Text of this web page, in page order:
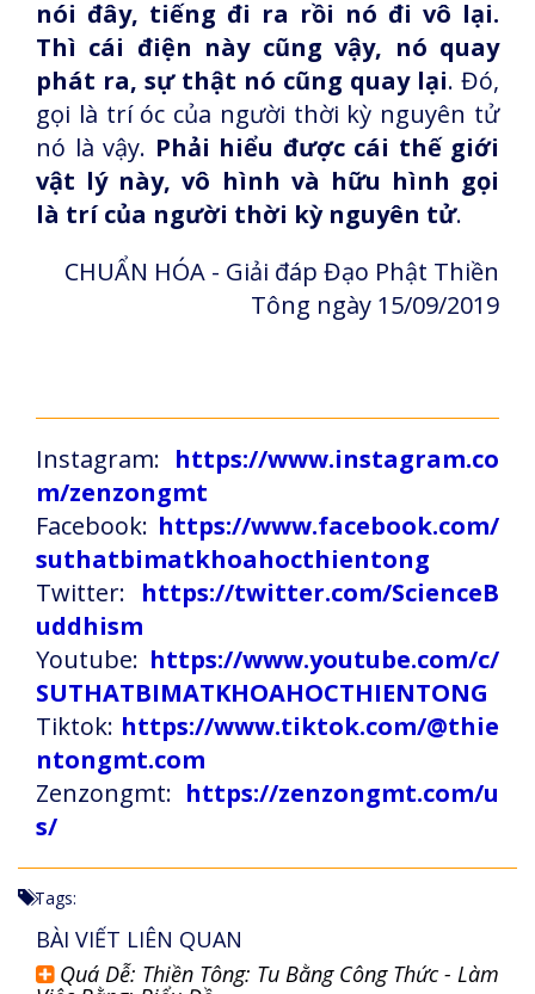
nói đây, tiếng đi ra rồi nó đi vô lại.
Thì cái điện này cũng vậy, nó quay
phát ra, sự thật nó cũng quay lại. Đó,
gọi là trí óc của người thời kỳ nguyên tử
nó là vậy. Phải hiểu được cái thế giới
vật lý này, vô hình và hữu hình gọi
là trí của người thời kỳ nguyên tử.
CHUẨN HÓA - Giải đáp Đạo Phật Thiền
Tông ngày 15/09/2019
Instagram: https://www.instagram.co
m/zenzongmt
Facebook: https://www.facebook.com/
suthatbimatkhoahocthientong
Twitter: https://twitter.com/ScienceB
uddhism
Youtube: https://www.youtube.com/c/
SUTHATBIMATKHOAHOCTHIENTONG
Tiktok: https://www.tiktok.com/@thie
ntongmt.com
Zenzongmt: https://zenzongmt.com/u
s/
Tags:
BÀI VIẾT LIÊN QUAN
Quá Dễ: Thiền Tông: Tu Bằng Công Thức - Làm